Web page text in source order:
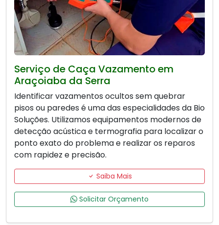
Serviço de Caça Vazamento em
Araçoiaba da Serra
Identificar vazamentos ocultos sem quebrar
pisos ou paredes é uma das especialidades da Bio
Soluções. Utilizamos equipamentos modernos de
detecção acústica e termografia para localizar o
ponto exato do problema e realizar os reparos
com rapidez e precisão.
Saiba Mais
Solicitar Orçamento